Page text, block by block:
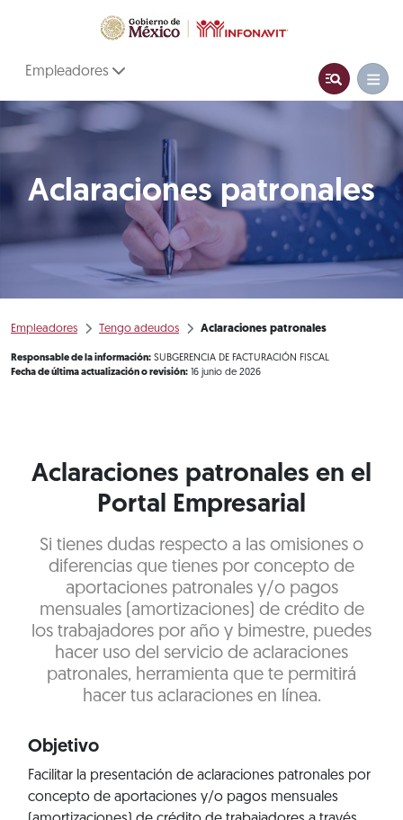
Empleadores
Aclaraciones patronales
Empleadores Tengo adeudos Aclaraciones patronales
Responsable de la información: SUBGERENCIA DE FACTURACIÓN FISCAL
Fecha de última actualización o revisión: 16 junio de 2026
Aclaraciones patronales en el
Portal Empresarial
Si tienes dudas respecto a las omisiones o
diferencias que tienes por concepto de
aportaciones patronales y/o pagos
mensuales (amortizaciones) de crédito de
los trabajadores por año y bimestre, puedes
hacer uso del servicio de aclaraciones
patronales, herramienta que te permitirá
hacer tus aclaraciones en línea.
Objetivo
Facilitar la presentación de aclaraciones patronales por
concepto de aportaciones y/o pagos mensuales